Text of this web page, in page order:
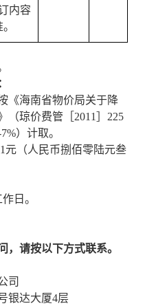
内容
《海南省物价局关于降
（琼价费管［ 2011］225
）计取。
元（人民币捌佰零陆元叁
日。
，请按以下方式联系。
司
银达大厦4层